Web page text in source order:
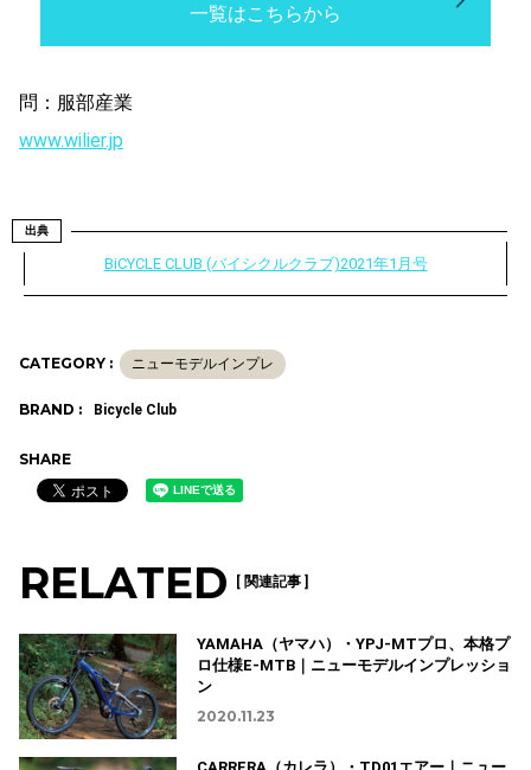
一覧はこちらから
問：服部産業
www.wilier.jp
出典
BiCYCLE CLUB (バイシクルクラブ)2021年1月号
CATEGORY : ニューモデルインプレ
BRAND : Bicycle Club
SHARE
RELATED [ 関連記事 ]
YAMAHA（ヤマハ）・YPJ-MTプロ、本格プ
ロ仕様E-MTB｜ニューモデルインプレッショ
ン
2020.11.23